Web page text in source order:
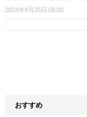
2024年4月25日 08:00
おすすめ